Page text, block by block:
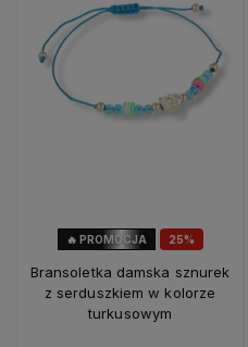
25%
🔥 PROMOCJA
Bransoletka damska sznurek
z serduszkiem w kolorze
turkusowym